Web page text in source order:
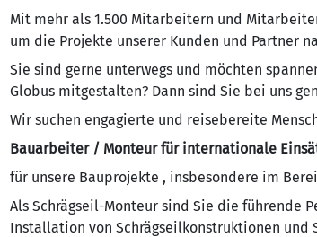
Mit mehr als 1.500 Mitarbeitern und
um die Projekte unserer Kunden und Partner
Sie sind gerne unterwegs und möchten
Globus mitgestalten? Dann sind Sie bei uns
Wir suchen engagierte und reisebereite
Bauarbeiter / Monteur für internationale
für unsere Bauprojekte , insbesondere im
Als Schrägseil-Monteur sind Sie die führende
Installation von Schrägseilkonstruktionen und